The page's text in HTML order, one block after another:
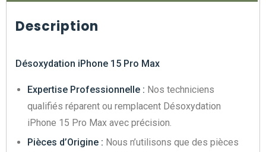
Description
Désoxydation iPhone 15 Pro Max
Expertise Professionnelle : Nos techniciens
qualifiés réparent ou remplacent Désoxydation
iPhone 15 Pro Max avec précision.
Pièces d’Origine : Nous n’utilisons que des pièces